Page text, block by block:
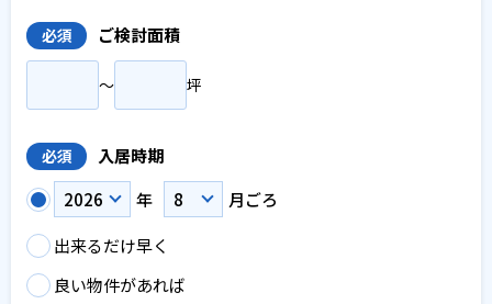
必須 ご検討面積
〜 坪
必須
入居時期
年
月ごろ
出来るだけ早く
良い物件があれば